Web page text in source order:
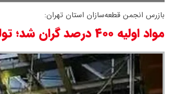
بازرس انجمن قطعه‌سازان استان تهران:
مواد اولیه ۴۰۰ درصد گران شد؛ تولیدکننده با چه قیمتی خودرو بسازد؟